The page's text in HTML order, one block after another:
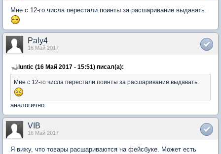
Мне с 12-го числа перестали поинты за расшаривание выдавать.
Paly4
16 Май 2017
luntic (16 Май 2017 - 15:51) писал(а):
Мне с 12-го числа перестали поинты за расшаривание выдавать.
аналогично
VIB
16 Май 2017
Я вижу, что товары расшариваются на фейсбуке. Может есть